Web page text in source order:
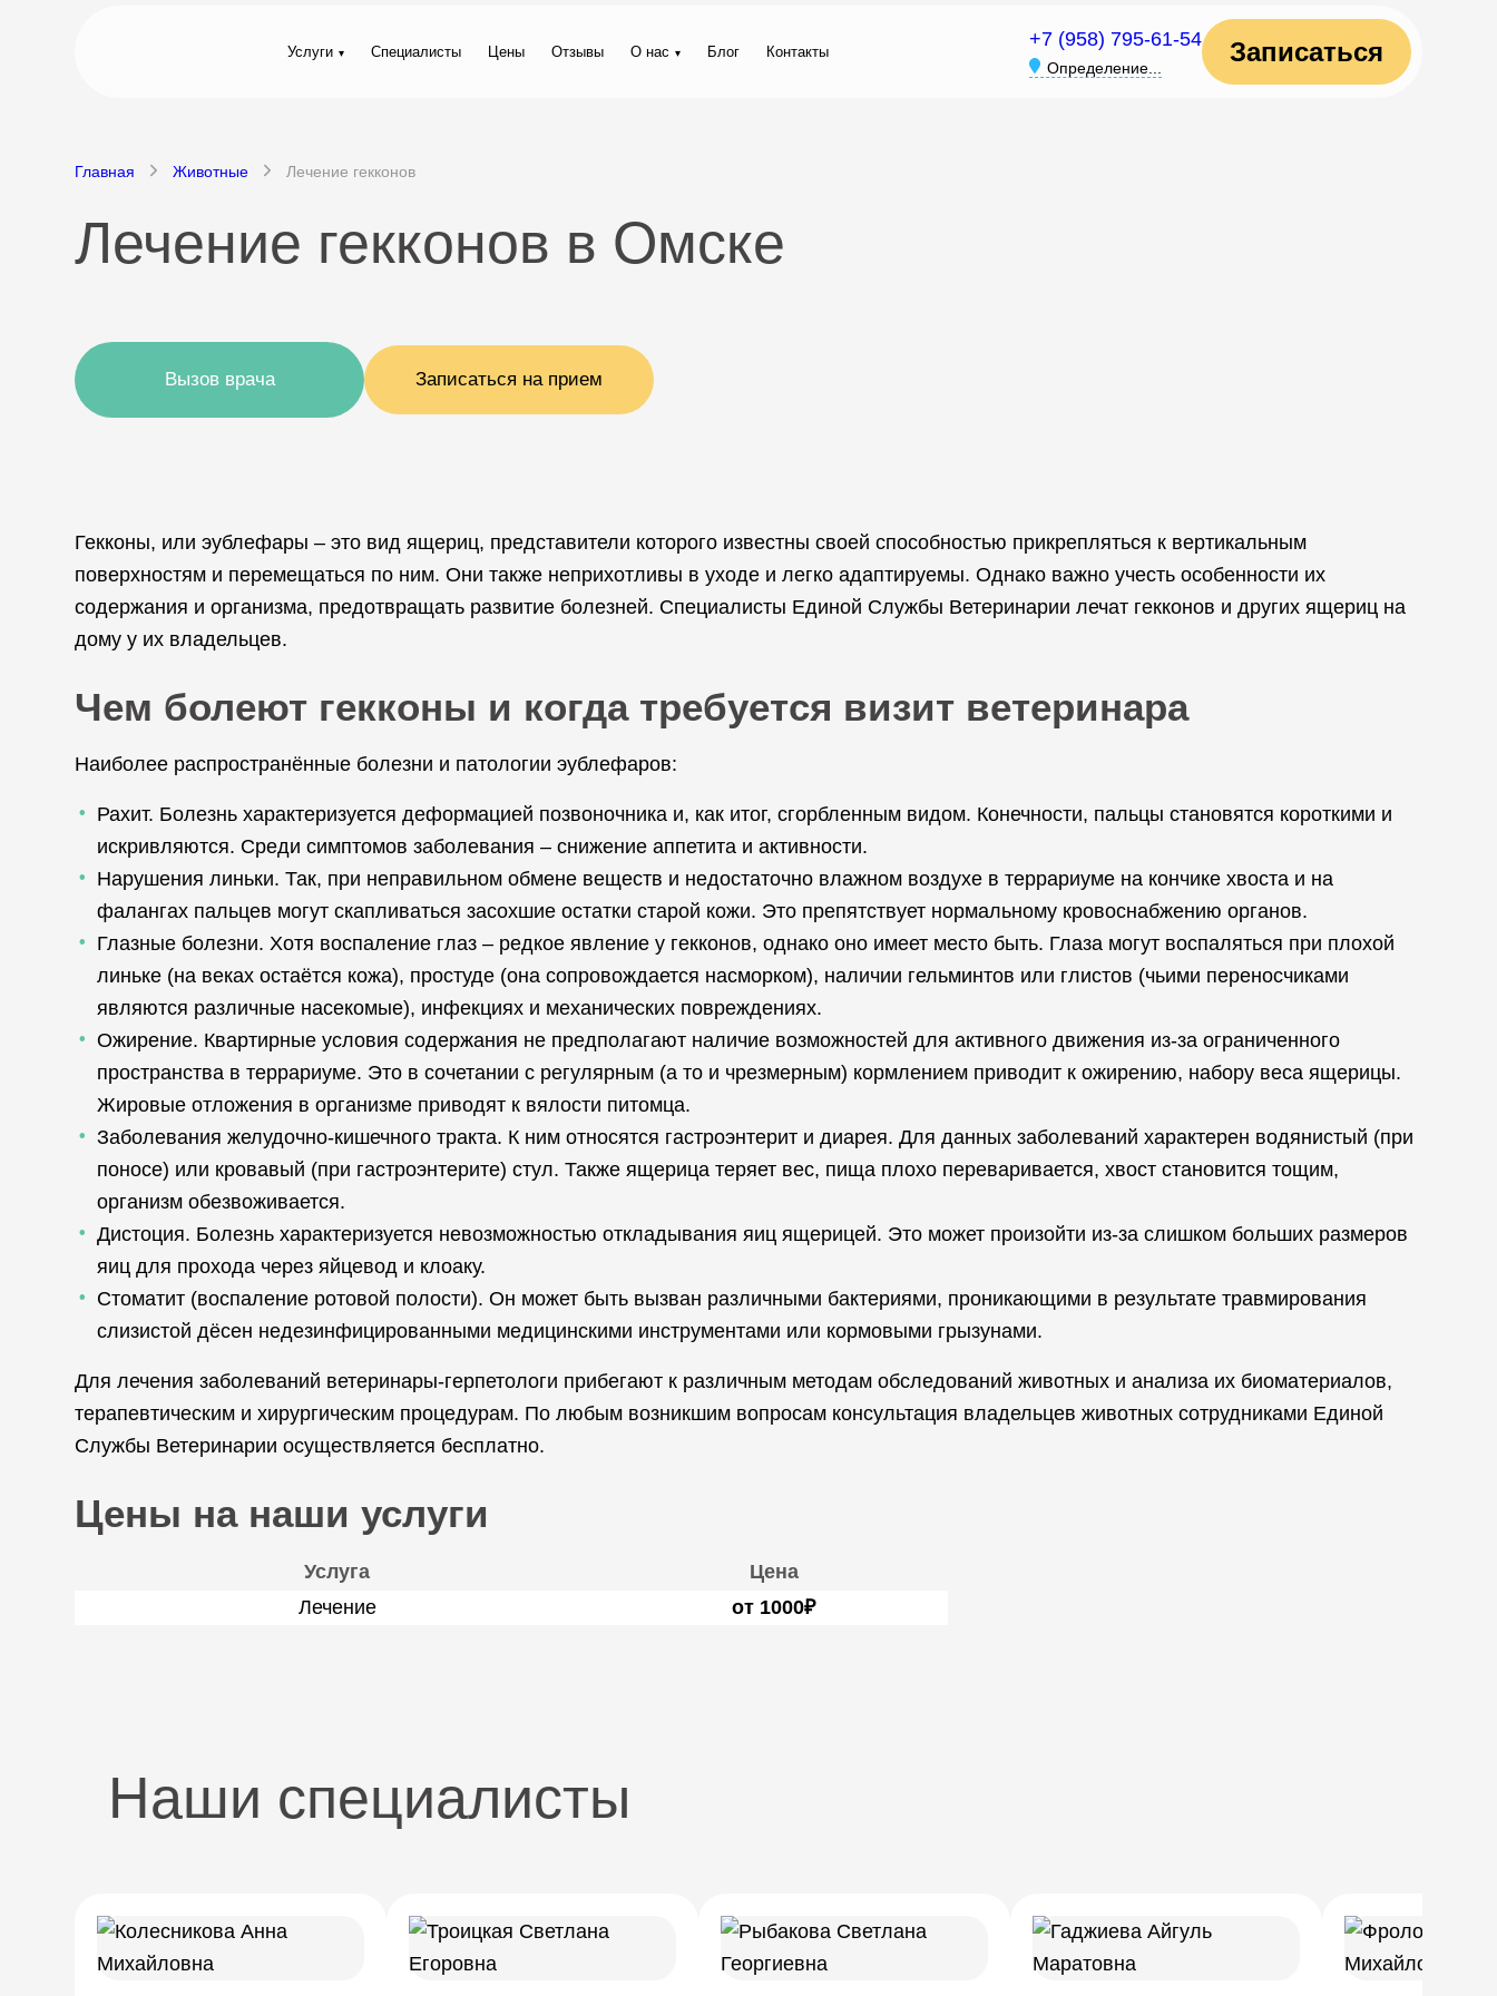
Услуги Специалисты Цены Отзывы О нас Блог Контакты
+7 (958) 795-61-54
Определение...
Записаться
Главная Животные Лечение гекконов
Лечение гекконов в Омске
Вызов врача Записаться на прием
Гекконы, или эублефары – это вид ящериц, представители которого известны своей способностью прикрепляться к вертикальным
поверхностям и перемещаться по ним. Они также неприхотливы в уходе и легко адаптируемы. Однако важно учесть особенности их
содержания и организма, предотвращать развитие болезней. Специалисты Единой Службы Ветеринарии лечат гекконов и других ящериц на
дому у их владельцев.
Чем болеют гекконы и когда требуется визит ветеринара
Наиболее распространённые болезни и патологии эублефаров:
Рахит. Болезнь характеризуется деформацией позвоночника и, как итог, сгорбленным видом. Конечности, пальцы становятся короткими и
искривляются. Среди симптомов заболевания – снижение аппетита и активности.
Нарушения линьки. Так, при неправильном обмене веществ и недостаточно влажном воздухе в террариуме на кончике хвоста и на
фалангах пальцев могут скапливаться засохшие остатки старой кожи. Это препятствует нормальному кровоснабжению органов.
Глазные болезни. Хотя воспаление глаз – редкое явление у гекконов, однако оно имеет место быть. Глаза могут воспаляться при плохой
линьке (на веках остаётся кожа), простуде (она сопровождается насморком), наличии гельминтов или глистов (чьими переносчиками
являются различные насекомые), инфекциях и механических повреждениях.
Ожирение. Квартирные условия содержания не предполагают наличие возможностей для активного движения из-за ограниченного
пространства в террариуме. Это в сочетании с регулярным (а то и чрезмерным) кормлением приводит к ожирению, набору веса ящерицы.
Жировые отложения в организме приводят к вялости питомца.
Заболевания желудочно-кишечного тракта. К ним относятся гастроэнтерит и диарея. Для данных заболеваний характерен водянистый (при
поносе) или кровавый (при гастроэнтерите) стул. Также ящерица теряет вес, пища плохо переваривается, хвост становится тощим,
организм обезвоживается.
Дистоция. Болезнь характеризуется невозможностью откладывания яиц ящерицей. Это может произойти из-за слишком больших размеров
яиц для прохода через яйцевод и клоаку.
Стоматит (воспаление ротовой полости). Он может быть вызван различными бактериями, проникающими в результате травмирования
слизистой дёсен недезинфицированными медицинскими инструментами или кормовыми грызунами.
Для лечения заболеваний ветеринары-герпетологи прибегают к различным методам обследований животных и анализа их биоматериалов,
терапевтическим и хирургическим процедурам. По любым возникшим вопросам консультация владельцев животных сотрудниками Единой
Службы Ветеринарии осуществляется бесплатно.
Цены на наши услуги
Услуга
Цена
Лечение
от 1000₽
Наши специалисты